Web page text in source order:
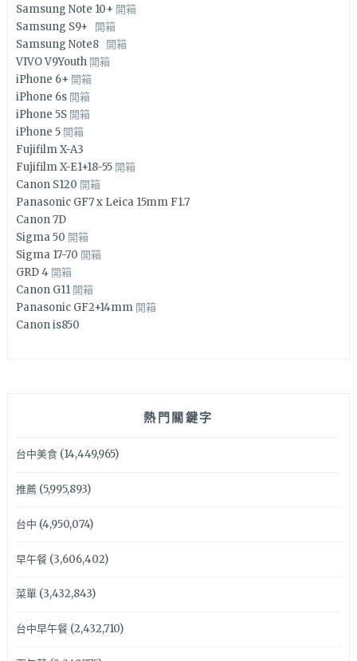
Samsung Note 10+ 開箱
Samsung S9+ 開箱
Samsung Note8 開箱
VIVO V9Youth 開箱
iPhone 6+ 開箱
iPhone 6s 開箱
iPhone 5S 開箱
iPhone 5 開箱
Fujifilm X-A3
Fujifilm X-E1+18-55 開箱
Canon S120 開箱
Panasonic GF7 x Leica 15mm F1.7
Canon 7D
Sigma 50 開箱
Sigma 17-70 開箱
GRD 4 開箱
Canon G11 開箱
Panasonic GF2+14mm 開箱
Canon is850
熱門關鍵字
台中美食(14,449,965)
推薦(5,995,893)
台中 (4,950,074)
早午餐(3,606,402)
菜單(3,432,843)
台中早午餐(2,432,710)